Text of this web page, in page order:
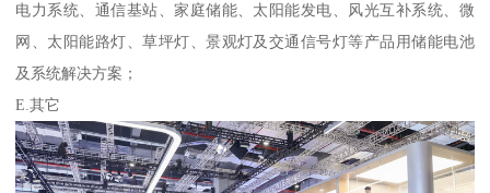
电力系统、通信基站、家庭储能、太阳能发电、风光互补系统、微
网、太阳能路灯、草坪灯、景观灯及交通信号灯等产品用储能电池
及系统解决方案；
E.其它